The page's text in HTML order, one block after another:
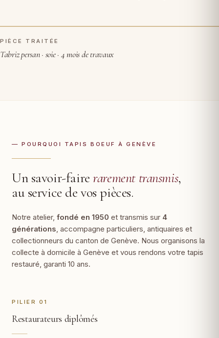
AVANT RESTAURATION
PIÈCE TRAITÉE
Tabriz persan · soie · 4 mois de travaux
— POURQUOI TAPIS BOEUF À GENÈVE
Un savoir-fairerarement transmis,
au service de vos pièces.
Notre atelier, fondé en 1950 et transmis sur 4
générations , accompagne particuliers, antiquaires et
collectionneurs du canton de Genève. Nous organisons la
collecte à domicile à Genève et vous rendons votre tapis
restauré, garanti 10 ans.
PILIER 01
Restaurateurs diplômés